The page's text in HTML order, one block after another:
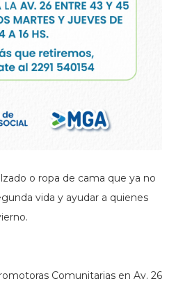
o ropa de cama que ya no
vida y ayudar a quienes
Comunitarias en Av. 26